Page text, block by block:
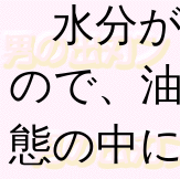
水分が
ので、
態の中